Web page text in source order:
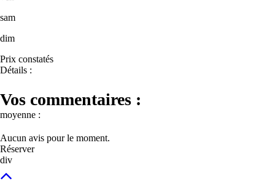
sam
dim
Prix constatés
Détails :
Vos commentaires :
moyenne :
Aucun avis pour le moment.
Réserver
div